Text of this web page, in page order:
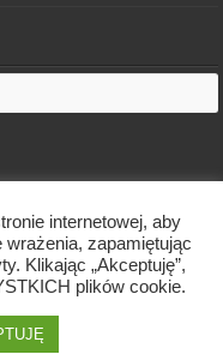
© 2026. Wszelkie
internetowej, aby
wrażenia, zapamiętując
Klikając „Akceptuję”,
plików cookie.